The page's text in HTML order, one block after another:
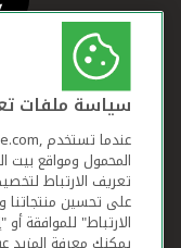
سياسة ملفات
المحمول ومواقع بيت
تعريف الارتباط
على تحسين منتجاتنا
الارتباط" للموافقة